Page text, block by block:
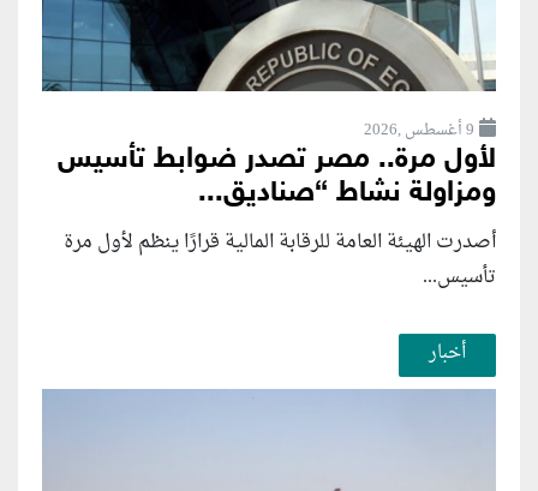
9 أغسطس ,2026
لأول مرة.. مصر تصدر ضوابط تأسيس
ومزاولة نشاط “صناديق...
أصدرت الهيئة العامة للرقابة المالية قرارًا ينظم لأول مرة
تأسيس...
أخبار